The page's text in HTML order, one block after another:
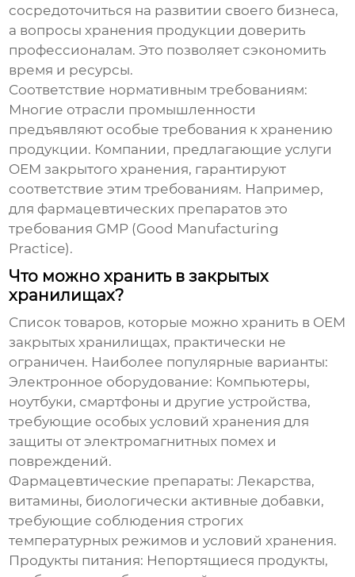
сосредоточиться на развитии своего бизнеса,
а вопросы хранения продукции доверить
профессионалам. Это позволяет сэкономить
время и ресурсы.
Соответствие нормативным требованиям:
Многие отрасли промышленности
предъявляют особые требования к хранению
продукции. Компании, предлагающие услуги
OEM закрытого хранения, гарантируют
соответствие этим требованиям. Например,
для фармацевтических препаратов это
требования GMP (Good Manufacturing
Practice).
Что можно хранить в закрытых
хранилищах?
Список товаров, которые можно хранить в OEM
закрытых хранилищах, практически не
ограничен. Наиболее популярные варианты:
Электронное оборудование: Компьютеры,
ноутбуки, смартфоны и другие устройства,
требующие особых условий хранения для
защиты от электромагнитных помех и
повреждений.
Фармацевтические препараты: Лекарства,
витамины, биологически активные добавки,
требующие соблюдения строгих
температурных режимов и условий хранения.
Продукты питания: Непортящиеся продукты,